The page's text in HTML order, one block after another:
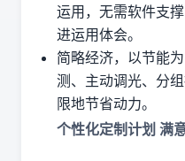
运用，无需软件支
进运用体会。
简略经济，以节能
测、主动调光、分
限地节省动力。
个性化定制计划 满